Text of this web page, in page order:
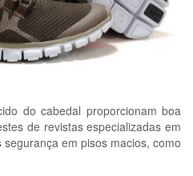
do cabedal proporcionam boa
de revistas especializadas em
em pisos macios, como